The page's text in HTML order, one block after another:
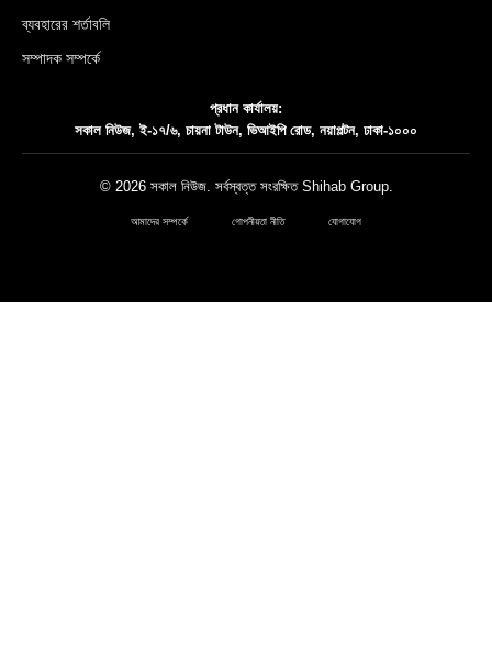
ব্যবহারের শর্তাবলি
সম্পাদক সম্পর্কে
প্রধান কার্যালয়:
সকাল নিউজ, ই-১৭/৬, চায়না টাউন, ভিআইপি রোড, নয়াপল্টন, ঢাকা-১০০০
© 2026 সকাল নিউজ. সর্বস্বত্ত সংরক্ষিত Shihab Group.
আমাদের সম্পর্কে গোপনীয়তা নীতি যোগাযোগ